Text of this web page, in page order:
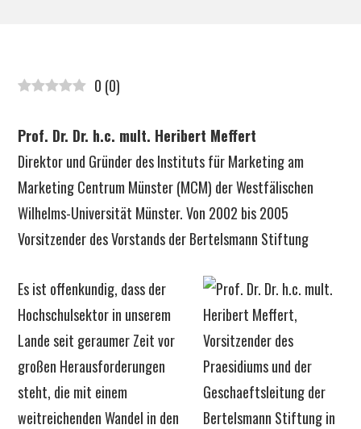
0 (0)
Prof. Dr. Dr. h.c. mult. Heribert Meffert
Direktor und Gründer des Instituts für Marketing am
Marketing Centrum Münster (MCM) der Westfälischen
Wilhelms-Universität Münster. Von 2002 bis 2005
Vorsitzender des Vorstands der Bertelsmann Stiftung
Es ist offenkundig, dass der
Hochschulsektor in unserem
Lande seit geraumer Zeit vor
großen Herausforderungen
steht, die mit einem
weitreichenden Wandel in den